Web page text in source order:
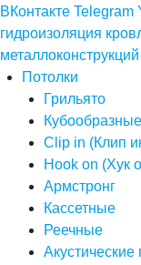
ВКонтакте Telegram
гидроизоляция
металлоконструкций
Потолки
Грильято
Кубообразные
Clip in (Клип
Hook on (Хук
Армстронг
Кассетные
Реечные